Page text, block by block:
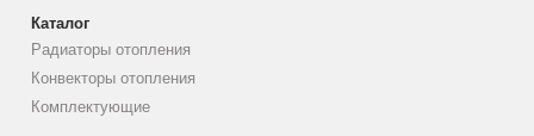
Каталог
Радиаторы отопления
Конвекторы отопления
Комплектующие